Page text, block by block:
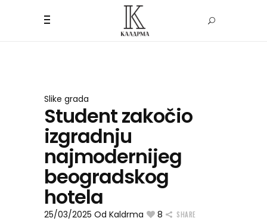
Slike grada
Student zakočio
izgradnju
najmodernijeg
beogradskog
hotela
25/03/2025 Od Kaldrma 8 SHARE